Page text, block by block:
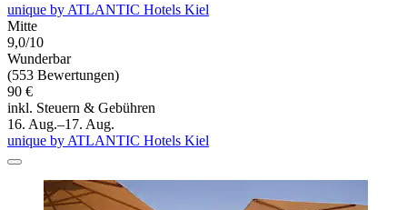
unique by ATLANTIC Hotels Kiel
Mitte
9,0/10
Wunderbar
(553 Bewertungen)
90 €
inkl. Steuern & Gebühren
16. Aug.–17. Aug.
unique by ATLANTIC Hotels Kiel